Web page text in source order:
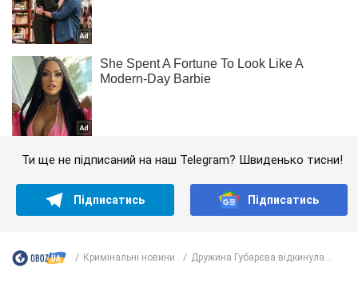
Ти ще не підписаний на наш Telegram? Швиденько тисни!
Підписатись Підписатись
Кримінальні новини Дружина Губарєва відкинула...